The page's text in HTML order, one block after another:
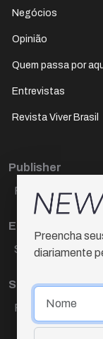
Negócios
Opinião
Quem passa por
Entrevistas
Revista Viver Brasil
Publisher
Paulo Cesar de
Editora Chefe
Sueli Cotta
Sub-editora
Raquel Ayres
Preencha
diariamente